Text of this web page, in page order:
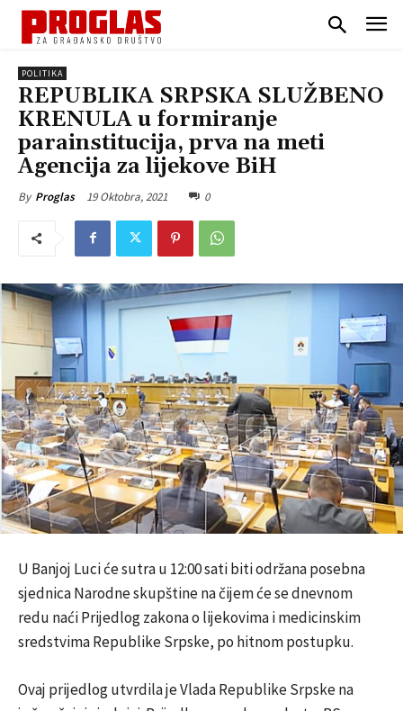
POLITIKA
REPUBLIKA SRPSKA SLUŽBENO
KRENULA u formiranje
parainstitucija, prva na meti
Agencija za lijekove BiH
By Proglas 19 Oktobra, 2021 0
U Banjoj Luci će sutra u 12:00 sati biti održana posebna
sjednica Narodne skupštine na čijem će se dnevnom
redu naći Prijedlog zakona o lijekovima i medicinskim
sredstvima Republike Srpske, po hitnom postupku.
Ovaj prijedlog utvrdila je Vlada Republike Srpske na